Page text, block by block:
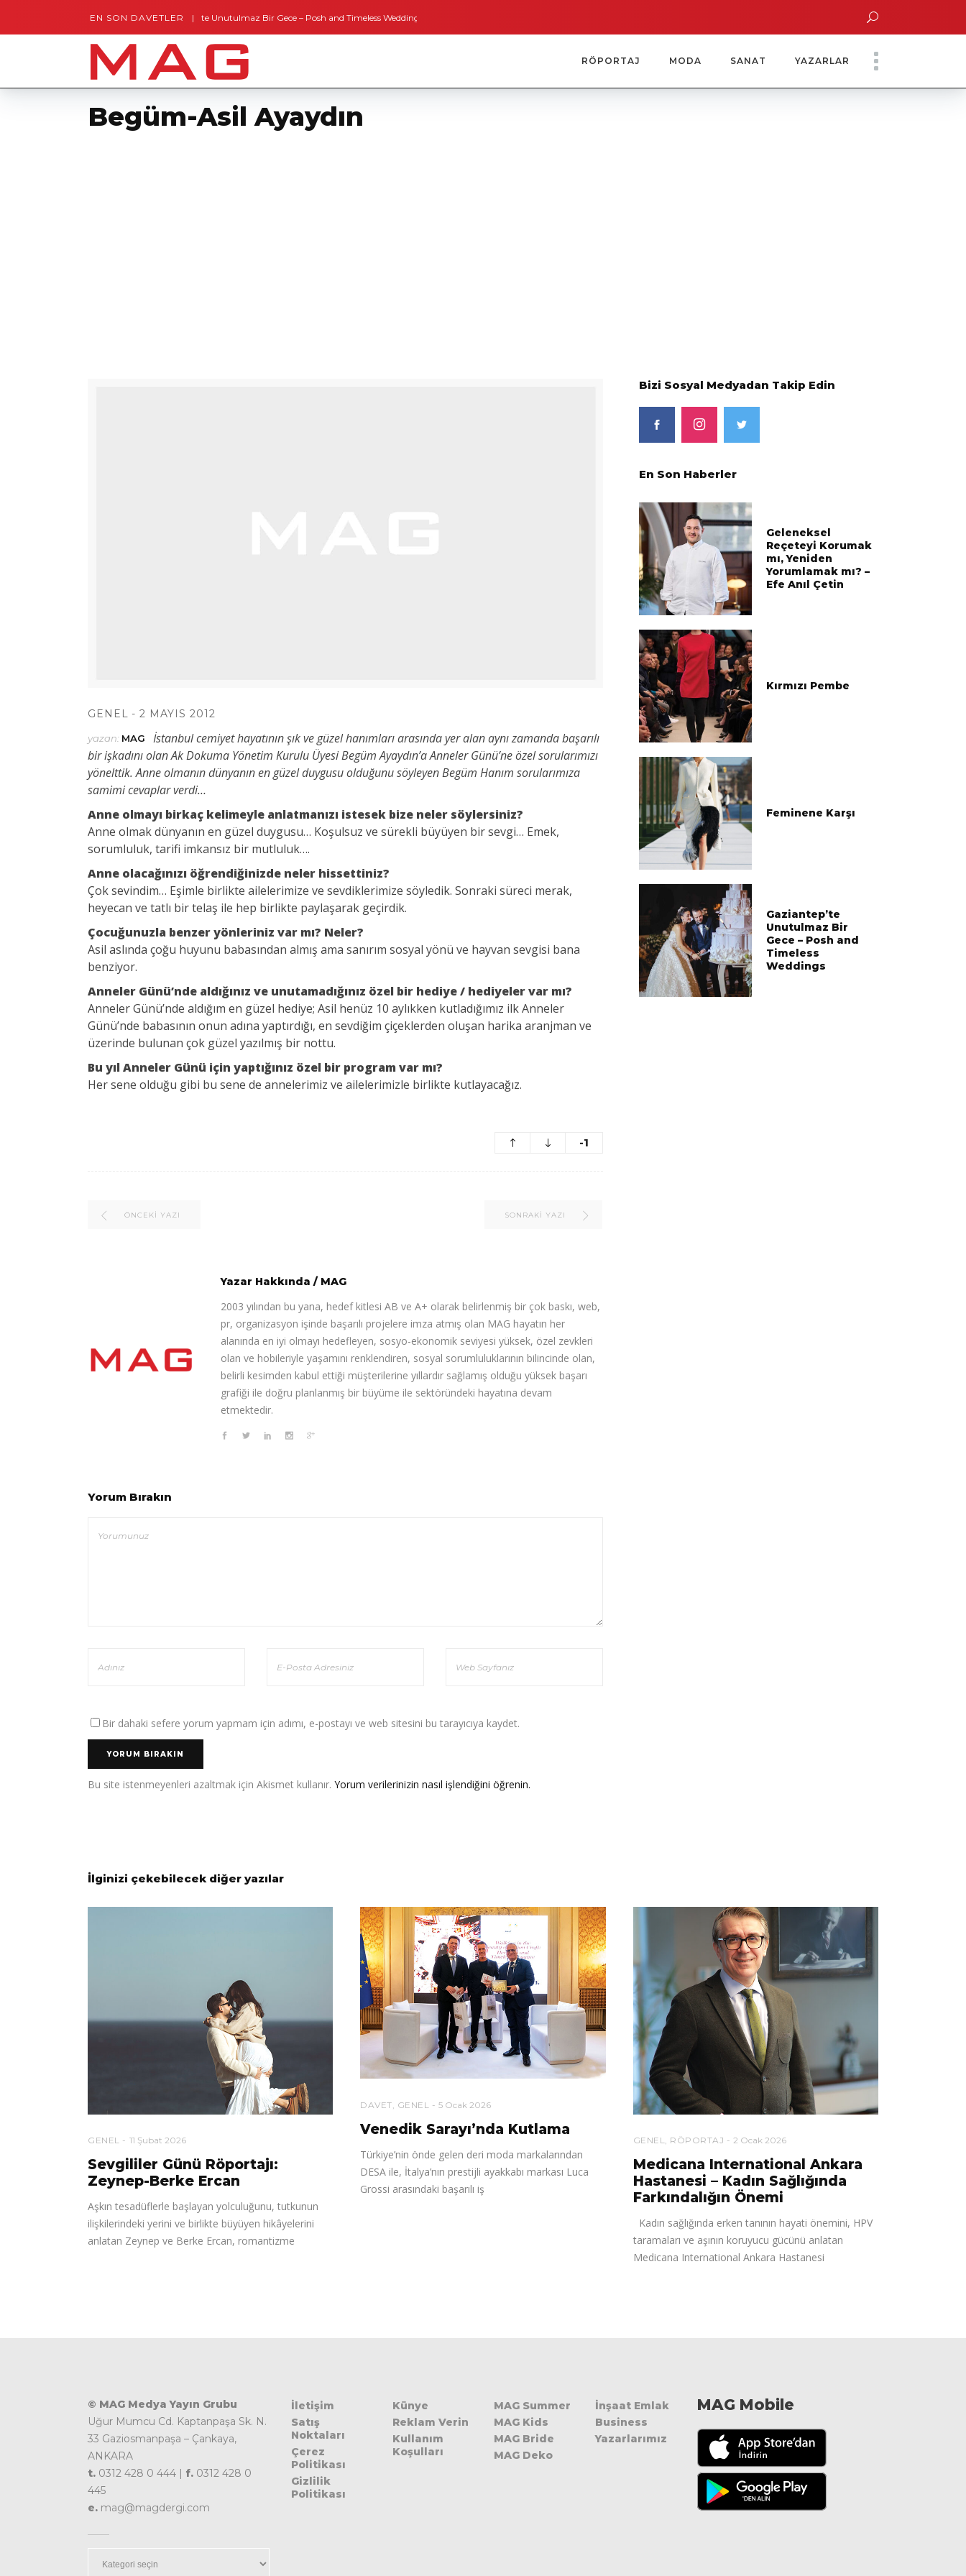
EN SON DAVETLER
Gaziantep’te Unutulmaz Bir Gece – Posh and Timeless Weddings Bodrum’dan İngiltere’ye Kısa Bir Yolculuk
Yoko Ono Sergisi Özel Bir Davetle Açıldı
RÖPORTAJ MODA SANAT YAZARLAR
Begüm-Asil Ayaydın
GENEL 2 MAYIS 2012
yazan: MAG
İstanbul cemiyet hayatının şık ve güzel hanımları arasında yer alan aynı zamanda başarılı
bir işkadını olan Ak Dokuma Yönetim Kurulu Üyesi Begüm Ayaydın’a Anneler Günü’ne özel sorularımızı
yönelttik. Anne olmanın dünyanınen güzel duygusu olduğunu söyleyen Begüm Hanım sorularımıza
samimi cevaplar verdi…
Anne olmayı birkaç kelimeyle anlatmanızı istesek bize neler söylersiniz?
Anne olmak dünyanın en güzel duygusu… Koşulsuz ve sürekli büyüyen bir sevgi… Emek,
sorumluluk, tarifi imkansız bir mutluluk….
Anne olacağınızı öğrendiğinizde neler hissettiniz?
Çok sevindim… Eşimle birlikte ailelerimize ve sevdiklerimize söyledik. Sonraki süreci merak,
heyecan ve tatlı bir telaş ile hep birlikte paylaşarak geçirdik.
Çocuğunuzla benzer yönleriniz var mı? Neler?
Asil aslında çoğu huyunu babasından almış ama sanırım sosyal yönü ve hayvan sevgisi bana
benziyor.
Anneler Günü’nde aldığınız ve unutamadığınız özel bir hediye / hediyeler var mı?
Anneler Günü’nde aldığım en güzel hediye; Asil henüz 10 aylıkken kutladığımız ilk Anneler
Günü’nde babasının onun adına yaptırdığı, en sevdiğim çiçeklerden oluşan harika aranjman ve
üzerinde bulunan çok güzel yazılmış bir nottu.
Bu yıl Anneler Günü için yaptığınız özel bir program var mı?
Her sene olduğu gibi bu sene de annelerimiz ve ailelerimizle birlikte kutlayacağız.
-1
ÖNCEKI YAZI SONRAKI YAZI
Yazar Hakkında / MAG
2003 yılından bu yana, hedef kitlesi AB ve A+ olarak belirlenmiş bir çok baskı, web,
pr, organizasyon işinde başarılı projelere imza atmış olan MAG hayatın her
alanında en iyi olmayı hedefleyen, sosyo-ekonomik seviyesi yüksek, özel zevkleri
olan ve hobileriyle yaşamını renklendiren, sosyal sorumluluklarının bilincinde olan,
belirli kesimden kabul ettiği müşterilerine yıllardır sağlamış olduğu yüksek başarı
grafiği ile doğru planlanmış bir büyüme ile sektöründeki hayatına devam
etmektedir.
Yorum Bırakın
Bir dahaki sefere yorum yapmam için adımı, e-postayı ve web sitesini bu tarayıcıya kaydet.
Bu site istenmeyenleri azaltmak için Akismet kullanır. Yorum verilerinizin nasıl işlendiğini öğrenin.
Bizi Sosyal Medyadan Takip Edin
En Son Haberler
Geleneksel
Reçeteyi Korumak
mı, Yeniden
Yorumlamak mı? –
Efe Anıl Çetin
Kırmızı Pembe
Feminene Karşı
Gaziantep’te
Unutulmaz Bir
Gece – Posh and
Timeless
Weddings
İlginizi çekebilecek diğer yazılar
GENEL 11 Şubat 2026
Sevgililer Günü Röportajı:
Zeynep-Berke Ercan
Aşkın tesadüflerle başlayan yolculuğunu, tutkunun
ilişkilerindeki yerini ve birlikte büyüyen hikâyelerini
anlatan Zeynep ve Berke Ercan, romantizme
DAVET GENEL 5 Ocak 2026
Venedik Sarayı’nda Kutlama
Türkiye’nin önde gelen deri moda markalarından
DESA ile, İtalya’nın prestijli ayakkabı markası Luca
Grossi arasındaki başarılı iş
GENEL, RÖPORTAJ 2 Ocak 2026
Medicana International Ankara
Hastanesi – Kadın Sağlığında
Farkındalığın Önemi
Kadın sağlığında erken tanının hayati önemini, HPV
taramaları ve aşının koruyucu gücünü anlatan
Medicana International Ankara Hastanesi
© MAG Medya Yayın Grubu
Uğur Mumcu Cd. Kaptanpaşa Sk. N.
33 Gaziosmanpaşa – Çankaya,
ANKARA
t. 0312 428 0 444 | f. 0312 428 0
445
e. mag@magdergi.com
İletişim
Satış
Noktaları
Çerez
Politikası
Gizlilik
Politikası
Künye
Reklam Verin
Kullanım
Koşulları
MAG Summer
MAG Kids
MAG Bride
MAG Deko
İnşaat Emlak
Business
Yazarlarımız
MAG Mobile